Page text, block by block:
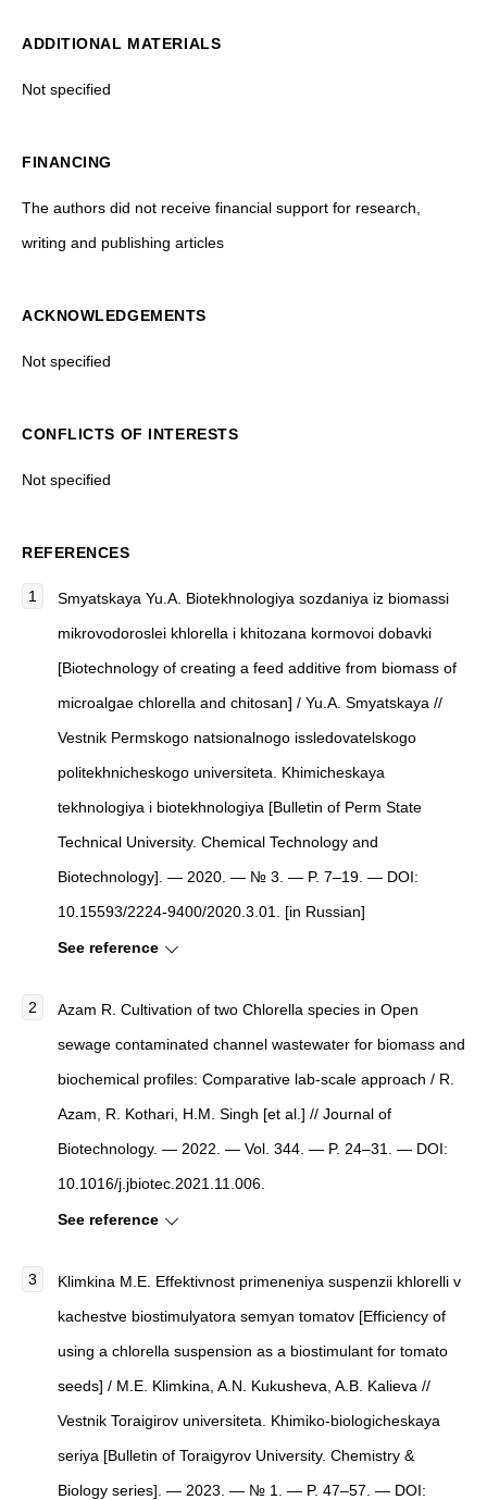
ADDITIONAL MATERIALS
Not specified
FINANCING
The authors did not receive financial support for research,
writing and publishing articles
ACKNOWLEDGEMENTS
Not specified
CONFLICTS OF INTERESTS
Not specified
REFERENCES
Smyatskaya Yu.A. Biotekhnologiya sozdaniya iz biomassi
mikrovodoroslei khlorella i khitozana kormovoi dobavki
[Biotechnology of creating a feed additive from biomass of
microalgae chlorella and chitosan] / Yu.A. Smyatskaya //
Vestnik Permskogo natsionalnogo issledovatelskogo
politekhnicheskogo universiteta. Khimicheskaya
tekhnologiya i biotekhnologiya [Bulletin of Perm State
Technical University. Chemical Technology and
Biotechnology]. — 2020. — № 3. — P. 7–19. — DOI:
10.15593/2224-9400/2020.3.01. [in Russian]
See reference
Azam R. Cultivation of two Chlorella species in Open
sewage contaminated channel wastewater for biomass and
biochemical profiles: Comparative lab-scale approach / R.
Azam, R. Kothari, H.M. Singh [et al.] // Journal of
Biotechnology. — 2022. — Vol. 344. — P. 24–31. — DOI:
10.1016/j.jbiotec.2021.11.006.
See reference
Klimkina M.E. Effektivnost primeneniya suspenzii khlorelli v
kachestve biostimulyatora semyan tomatov [Efficiency of
using a chlorella suspension as a biostimulant for tomato
seeds] / M.E. Klimkina, A.N. Kukusheva, A.B. Kalieva //
Vestnik Toraigirov universiteta. Khimiko-biologicheskaya
seriya [Bulletin of Toraigyrov University. Chemistry &
Biology series]. — 2023. — № 1. — P. 47–57. — DOI: